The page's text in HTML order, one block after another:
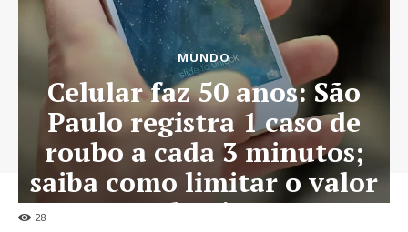
28
MUNDO
Celular faz 50 anos: São
Paulo registra 1 caso de
roubo a cada 3 minutos;
saiba como limitar o valor
do Pix